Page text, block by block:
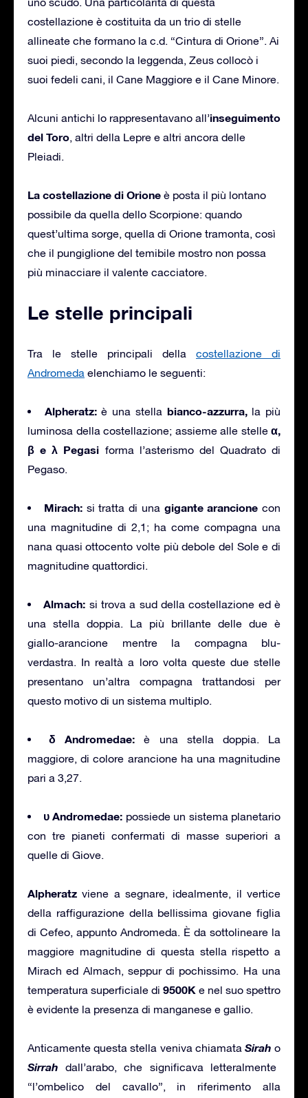
costellazione è costituita da un trio di stelle
allineate che formano la c.d. “Cintura di Orione”. Ai
suoi piedi, secondo la leggenda, Zeus collocò i
suoi fedeli cani, il Cane Maggiore e il Cane Minore.
Alcuni antichi lo rappresentavano all’inseguimento
del Toro, altri della Lepre e altri ancora delle
Pleiadi.
La costellazione di Orione è posta il più lontano
possibile da quella dello Scorpione: quando
quest’ultima sorge, quella di Orione tramonta, così
che il pungiglione del temibile mostro non possa
più minacciare il valente cacciatore.
Le stelle principali
Tra le stelle principali della costellazione di
Andromeda elenchiamo le seguenti:
Alpheratz:è una stella bianco-azzurra,la più
luminosa della costellazione; assieme alle stelle α,
β e λ Pegasi forma l’asterismo del Quadrato di
Pegaso.
Mirach:si tratta di una gigante arancione con
una magnitudine di 2,1; ha come compagna una
nana quasi ottocento volte più debole del Sole e di
magnitudine quattordici.
Almach: si trova a sud della costellazione ed è
una stella doppia. La più brillante delle due è
giallo-arancione mentre la compagna blu-
verdastra. In realtà a loro volta queste due stelle
presentano un’altra compagna trattandosi per
questo motivo di un sistema multiplo.
δ Andromedae: è una stella doppia. La
maggiore, di colore arancione ha una magnitudine
pari a 3,27.
υ Andromedae: possiede un sistema planetario
con tre pianeti confermati di masse superiori a
quelle di Giove.
Alpheratz viene a segnare, idealmente, il vertice
della raffigurazione della bellissima giovane figlia
di Cefeo, appunto Andromeda. È da sottolineare la
maggiore magnitudine di questa stella rispetto a
Mirach ed Almach, seppur di pochissimo. Ha una
temperatura superficiale di 9500K e nel suo spettro
è evidente la presenza di manganese e gallio.
Anticamente questa stella veniva chiamata Sirah o
Sirrah dall’arabo, che significava letteralmente
“l’ombelico del cavallo”, in riferimento alla